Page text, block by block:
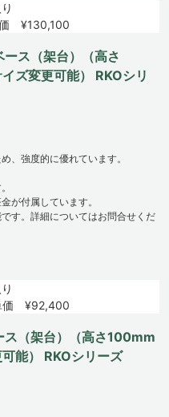
¥130,100
ス（架台）（高さ
ズ変更可能） RKOシリ
、強度的に優れています。
が付属しています。
す。詳細についてはお問合せくだ
価 ¥92,400
ス（架台）（高さ100mm
能） RKOシリーズ